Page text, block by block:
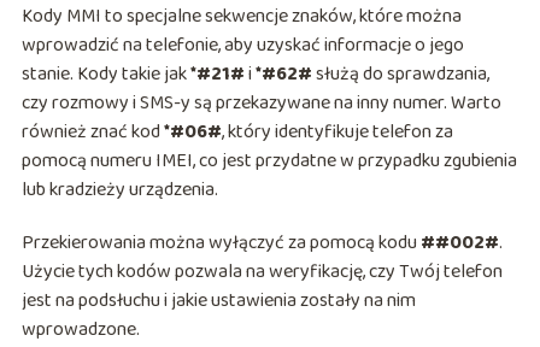
Kody MMI to specjalne sekwencje znaków, które można
wprowadzić na telefonie, aby uzyskać informacje o jego
stanie. Kody takie jak*#21#i*#62#służą do sprawdzania,
czy rozmowy i SMS-y są przekazywane na inny numer. Warto
również znać kod*#06#, który identyfikuje telefon za
pomocą numeru IMEI, co jest przydatne w przypadku zgubienia
lub kradzieży urządzenia.
Przekierowania można wyłączyć za pomocą kodu##002#.
Użycie tych kodów pozwala na weryfikację, czy Twój telefon
jest na podsłuchu i jakie ustawienia zostały na nim
wprowadzone.